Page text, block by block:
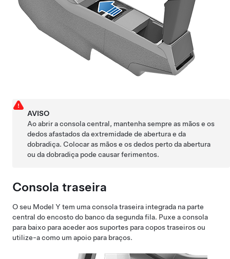
AVISO
Ao abrir a consola central, mantenha sempre as mãos e os
dedos afastados da extremidade de abertura e da
dobradiça. Colocar as mãos e os dedos perto da abertura
ou da dobradiça pode causar ferimentos.
Consola traseira
O seu Model Y tem uma consola traseira integrada na parte
central do encosto do banco da segunda fila. Puxe a consola
para baixo para aceder aos suportes para copos traseiros ou
utilize-a como um apoio para braços.